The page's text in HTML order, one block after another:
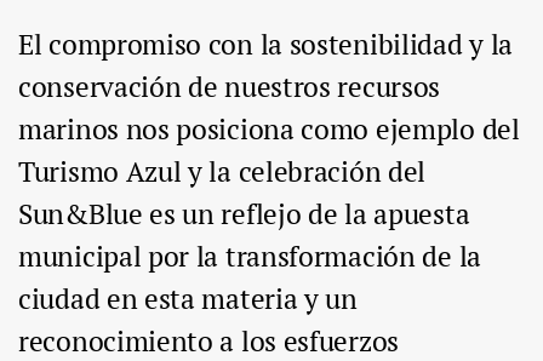
El compromiso con la sostenibilidad y la
conservación de nuestros recursos
marinos nos posiciona como ejemplo del
Turismo Azul y la celebración del
Sun&Blue es un reflejo de la apuesta
municipal por la transformación de la
ciudad en esta materia y un
reconocimiento a los esfuerzos